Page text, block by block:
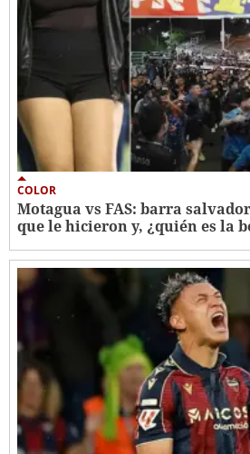
COLOR
Motagua vs FAS: barra
que le hicieron y, ¿quién es la